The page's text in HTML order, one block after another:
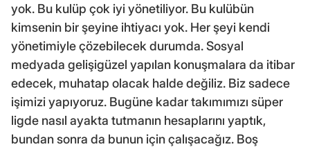
yok. Bu kulüp çok iyi yönetiliyor. Bu kulübün
kimsenin bir şeyine ihtiyacı yok. Her şeyi kendi
yönetimiyle çözebilecek durumda. Sosyal
medyada gelişigüzel yapılan konuşmalara da itibar
edecek, muhatap olacak halde değiliz. Biz sadece
işimizi yapıyoruz. Bugüne kadar takımımızı süper
ligde nasıl ayakta tutmanın hesaplarını yaptık,
bundan sonra da bunun için çalışacağız. Boş